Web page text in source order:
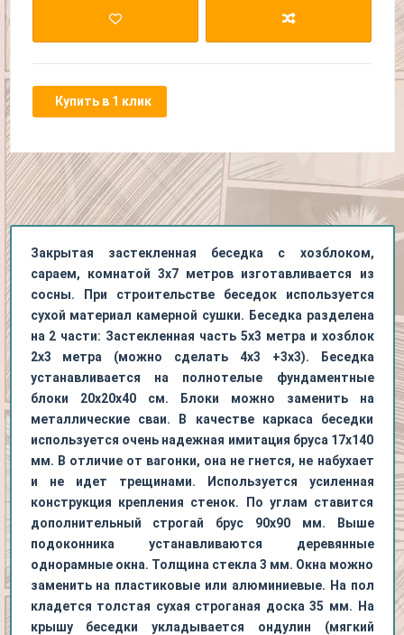
Купить в 1 клик
Закрытая застекленная беседка с хозблоком,
сараем, комнатой 3х7 метров изготавливается из
сосны. При строительстве беседок используется
сухой материал камерной сушки. Беседка разделена
на 2 части: Застекленная часть 5х3 метра и хозблок
2х3 метра (можно сделать 4х3 +3х3). Беседка
устанавливается на полнотелые фундаментные
блоки 20х20х40 см. Блоки можно заменить на
металлические сваи. В качестве каркаса беседки
используется очень надежная имитация бруса 17х140
мм. В отличие от вагонки, она не гнется, не набухает
и не идет трещинами. Используется усиленная
конструкция крепления стенок. По углам ставится
дополнительный строгай брус 90х90 мм. Выше
подоконника устанавливаются деревянные
однорамные окна. Толщина стекла 3 мм. Окна можно
заменить на пластиковые или алюминиевые. На пол
кладется толстая сухая строганая доска 35 мм. На
крышу беседки укладывается ондулин (мягкий